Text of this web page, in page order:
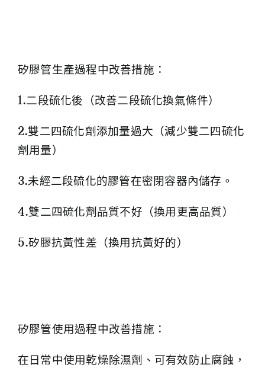
矽膠管生產過程中改善措施：
1.二段硫化後（改善二段硫化換氣條件）
2.雙二四硫化劑添加量過大（減少雙二四硫化
劑用量）
3.未經二段硫化的膠管在密閉容器內儲存。
4.雙二四硫化劑品質不好（換用更高品質）
5.矽膠抗黃性差（換用抗黃好的）
矽膠管使用過程中改善措施：
在日常中使用乾燥除濕劑、可有效防止腐蝕，